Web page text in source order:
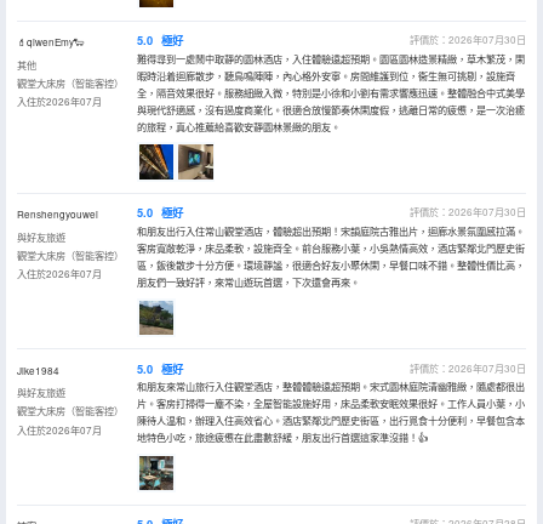
💄qiwenEmy🐑
其他
觀堂大床房（智能客控）
入住於2026年07月
5.0 極好
評價於：2026年07月30日
難得尋到一處鬧中取靜的園林酒店，入住體驗遠超預期。園區園林造景精緻，草木繁茂，閑
暇時沿着迴廊散步，聽鳥鳴陣陣，內心格外安寧。房間維護到位，衞生無可挑剔，設施齊
全，隔音效果很好。服務細緻入微，特別是小徐和小劉有需求響應迅速。整體融合中式美學
與現代舒適感，沒有過度商業化。很適合放慢節奏休閑度假，逃離日常的疲憊，是一次治癒
的旅程，真心推薦給喜歡安靜園林景緻的朋友。
Renshengyouwei
與好友旅遊
觀堂大床房（智能客控）
入住於2026年07月
5.0 極好
評價於：2026年07月30日
和朋友出行入住常山觀堂酒店，體驗超出預期！宋韻庭院古雅出片，迴廊水景氛圍感拉滿。
客房寬敞乾淨，床品柔軟，設施齊全。前台服務小葉，小吳熱情高效，酒店緊鄰北門歷史街
區，飯後散步十分方便。環境靜謐，很適合好友小聚休閑，早餐口味不錯。整體性價比高，
朋友們一致好評，來常山遊玩首選，下次還會再來。
Jike1984
與好友旅遊
觀堂大床房（智能客控）
入住於2026年07月
5.0 極好
評價於：2026年07月30日
和朋友來常山旅行入住觀堂酒店，整體體驗遠超預期。宋式園林庭院清幽雅緻，隨處都很出
片。客房打掃得一塵不染，全屋智能設施好用，床品柔軟安眠效果很好。工作人員小葉，小
陳待人温和，辦理入住高效省心。酒店緊鄰北門歷史街區，出行覓食十分便利，早餐包含本
地特色小吃，旅途疲憊在此盡數舒緩，朋友出行首選這家準沒錯！👍